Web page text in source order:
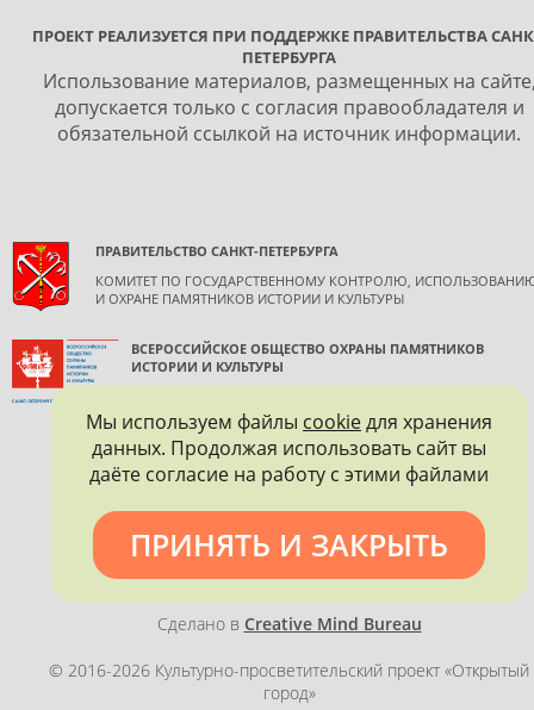
ПРОЕКТ РЕАЛИЗУЕТСЯ ПРИ ПОДДЕРЖКЕ ПРАВИТЕЛЬСТВА
ПЕТЕРБУРГА
Использование материалов, размещенных на
допускается только с согласия правообладателя и
обязательной ссылкой на источник информации.
ПРАВИТЕЛЬСТВО САНКТ-ПЕТЕРБУРГА
КОМИТЕТ ПО ГОСУДАРСТВЕННОМУ КОНТРОЛЮ,
И ОХРАНЕ ПАМЯТНИКОВ ИСТОРИИ И КУЛЬТУРЫ
ВСЕРОССИЙСКОЕ ОБЩЕСТВО ОХРАНЫ ПАМЯТНИКОВ
ИСТОРИИ И КУЛЬТУРЫ
Политика конфиденциальности
Сделано в Creative Mind Bureau
© 2016-2026 Культурно-просветительский проект «Открытый
город»
Мы используем файлы cookieдля хранения
данных. Продолжая использовать сайт вы
даёте согласие на работу с этими файлами
ПРИНЯТЬ И ЗАКРЫТЬ